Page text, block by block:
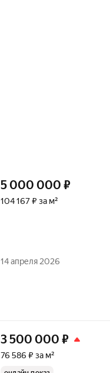
5 000 000 ₽
104 167 ₽ за м²
14 апреля 2026
3 500 000 ₽
76 586 ₽ за м²